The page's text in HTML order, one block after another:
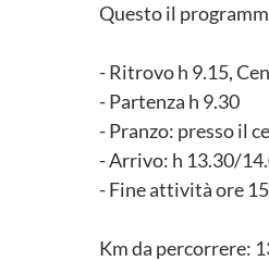
Questo il
- Ritrovo h 9.15,
- Partenza h 9.30
- Pranzo: presso il
- Arrivo: h 13.30/
- Fine attività ore
Km da percorrere: